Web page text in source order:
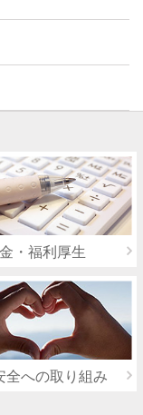
・福利厚生
全への取り組み